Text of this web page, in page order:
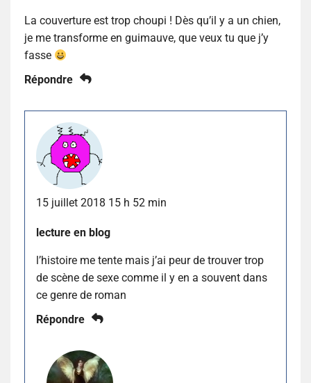
La couverture est trop choupi ! Dès qu’il y a un chien,
je me transforme en guimauve, que veux tu que j’y
fasse
Répondre
15 juillet 2018 15 h 52 min
lecture en blog
l’histoire me tente mais j’ai peur de trouver trop
de scène de sexe comme il y en a souvent dans
ce genre de roman
Répondre